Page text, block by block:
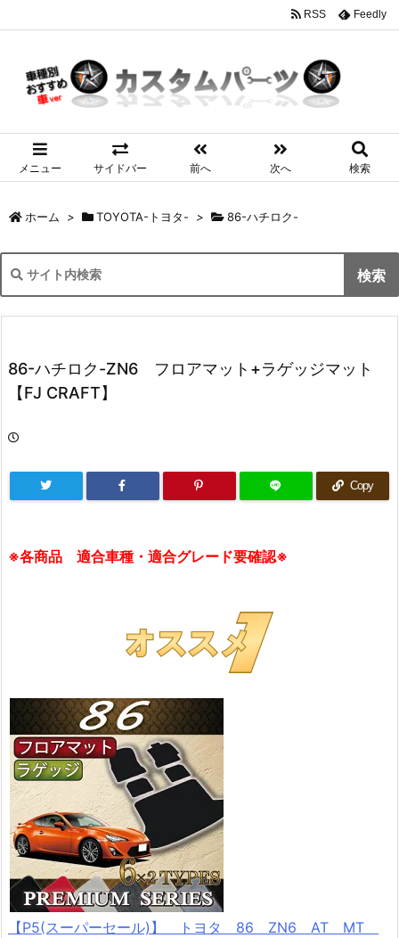
メニュー サイドバー 前へ 次へ 検索
RSS Feedly
ホーム > TOYOTA-トヨタ- > 86-ハチロク-
86-ハチロク-ZN6 フロアマット+ラゲッジマット
【FJ CRAFT】
Copy
※各商品 適合車種・適合グレード要確認※
【P5(スーパーセール)】 トヨタ 86 ZN6 AT MT